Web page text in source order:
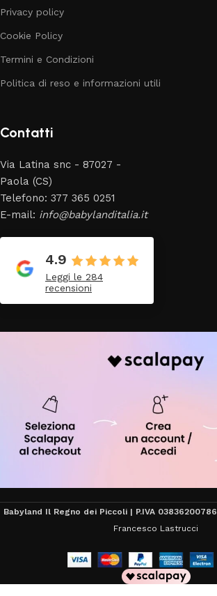
Privacy policy
Cookie Policy
Termini e Condizioni
Politica di reso e informazioni utili
Contatti
Via Latina snc - 87027 -
Paola (CS)
Telefono: 377 365 0251
E-mail: info@babylanditalia.it
4.9
Leggi le 284
recensioni
Babyland Il Regno dei Piccoli | P.IVA 03836200786
Francesco Lastrucci